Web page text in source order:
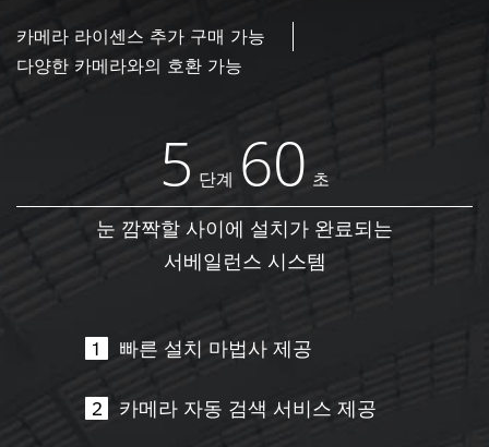
카메라 라이센스 추가 구매 가능
다양한 카메라와의 호환 가능
5 단계 60 초
눈 깜짝할 사이에 설치가 완료되는
서베일런스 시스템
빠른 설치 마법사 제공
카메라 자동 검색 서비스 제공